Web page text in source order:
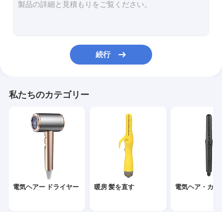
高速ヘアー ドライヤー
多機能ヘアスタイラー
続行
私たちのカテゴリー
電気ヘアー ドライヤー 暖房 髪を直す 電気ヘア・カー